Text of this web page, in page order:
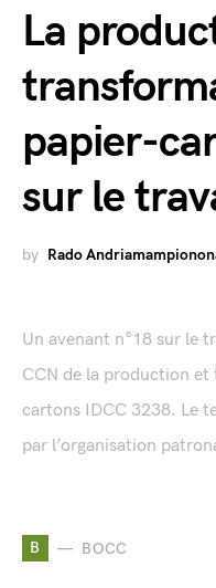
La
papier-
sur le
by Rado
Un avenant n°18 sur le
CCN de la production
cartons IDCC 3238. Le
par l’organisation
B BOCC